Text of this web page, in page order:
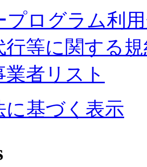
プログラム利
行等に関する
業者リスト
に基づく表示